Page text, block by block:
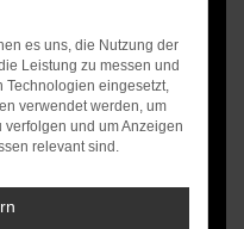
es uns, die Nutzung der
Leistung zu messen und
Technologien eingesetzt,
verwendet werden, um
und um Anzeigen
relevant sind.